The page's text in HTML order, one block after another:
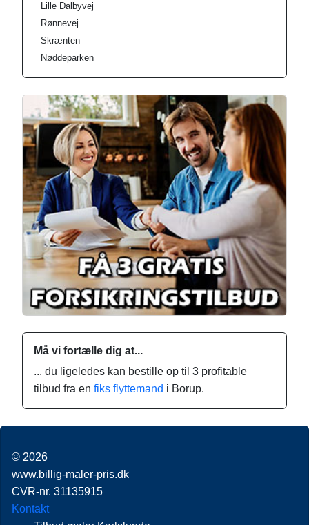
Lille Dalbyvej
Rønnevej
Skrænten
Nøddeparken
Må vi fortælle dig at...
... du ligeledes kan bestille op til 3 profitable
tilbud fra en fiks flyttemand i Borup.
© 2026
www.billig-maler-pris.dk
CVR-nr. 31135915
Kontakt